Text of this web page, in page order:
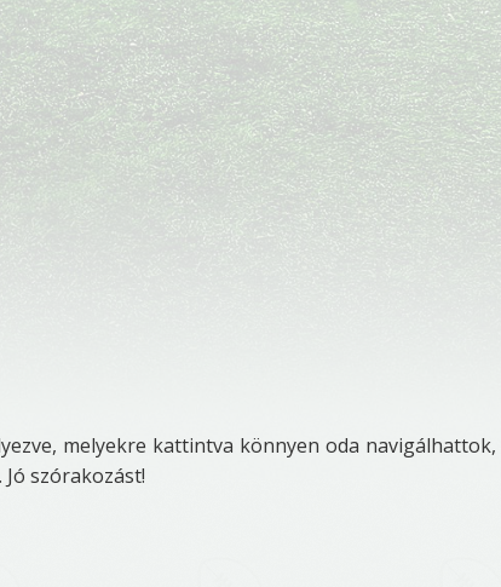
melyekre kattintva könnyen oda
szórakozást!